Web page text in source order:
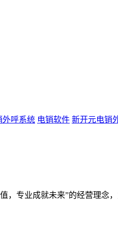
外呼系统 电销软件 新开元电销
专业成就未来”的经营理念